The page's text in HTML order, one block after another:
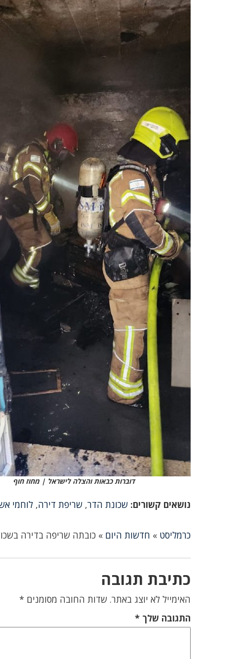
דוברות כבאות והצלה לישראל | מחוז חוף
נושאים קשורים:שכונת הדר,שריפת דירה,לוחמי
כרמליסט » חדשות היום »כובתה שריפה בדירה
כתיבת תגובה
האימייל לא יוצג באתר. שדות החובה מסומנים *
התגובה שלך*